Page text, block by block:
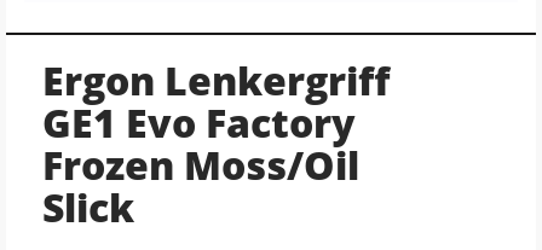
Ergon Lenkergriff
GE1 Evo Factory
Frozen Moss/Oil
Slick